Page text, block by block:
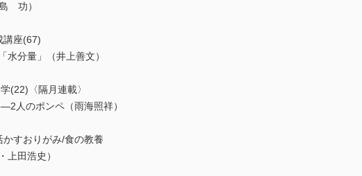
功）
講座(67)
分量」（井上善文）
(22)〈隔月連載〉
人のポンペ（雨海照祥）
すおりがみ/食の教養
田浩史）